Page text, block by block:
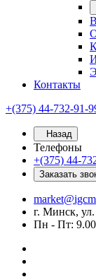
Контакты
+(375) 44-732-91-
Назад
Телефоны
+(375) 44-
Заказать
г. Минск,
Пн - Пт: